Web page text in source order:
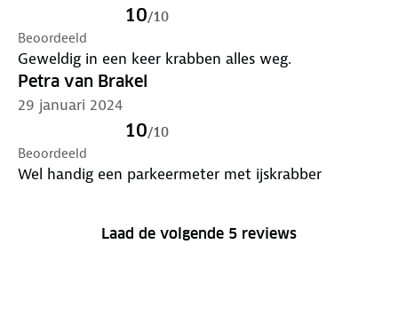
10/10
Beoordeeld
Geweldig in een keer krabben alles weg.
Petra van Brakel
29 januari 2024
10/10
Beoordeeld
Wel handig een parkeermeter met ijskrabber
Laad de volgende 5 reviews